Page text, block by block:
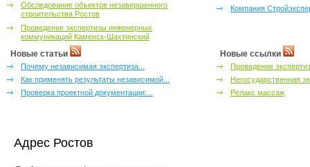
Обследование объектов незавершенного
строительства Ростов
Проведение экспертизы инженерных
коммуникаций Каменск-Шахтинский
Компания
Новые статьи
Почему независимая экспертиза...
Как применять результаты независимой...
Проверка проектной документации:...
Новые ссылки
Проведение
Негосударственная
Релакс массаж
Адрес Ростов